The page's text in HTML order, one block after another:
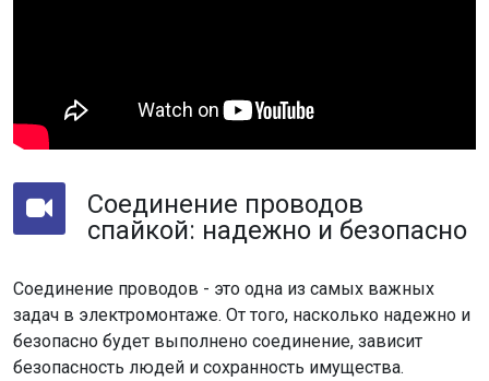
Соединение проводов
спайкой: надежно и безопасно
Соединение проводов - это одна из самых важных
задач в электромонтаже. От того, насколько надежно и
безопасно будет выполнено соединение, зависит
безопасность людей и сохранность имущества.